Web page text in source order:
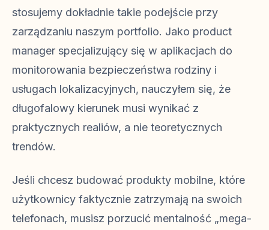
stosujemy dokładnie takie podejście przy
zarządzaniu naszym portfolio. Jako product
manager specjalizujący się w aplikacjach do
monitorowania bezpieczeństwa rodziny i
usługach lokalizacyjnych, nauczyłem się, że
długofalowy kierunek musi wynikać z
praktycznych realiów, a nie teoretycznych
trendów.
Jeśli chcesz budować produkty mobilne, które
użytkownicy faktycznie zatrzymają na swoich
telefonach, musisz porzucić mentalność „mega-